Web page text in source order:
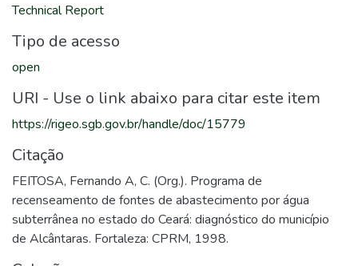
Technical Report
Tipo de acesso
open
URI - Use o link abaixo para citar este item
https://rigeo.sgb.gov.br/handle/doc/15779
Citação
FEITOSA, Fernando A, C. (Org.). Programa de
recenseamento de fontes de abastecimento por água
subterrânea no estado do Ceará: diagnóstico do município
de Alcântaras. Fortaleza: CPRM, 1998.